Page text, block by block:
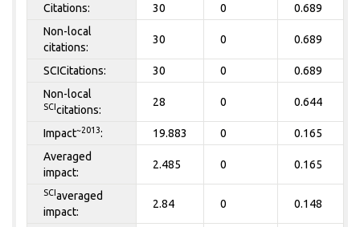
Citations: 30 0 0.689
Non-local
citations:
30 0 0.689
SCICitations: 30 0 0.689
Non-local
SCIcitations:
28 0 0.644
Impact~2013: 19.883 0 0.165
Averaged
impact:
2.485 0 0.165
SCIaveraged
impact:
2.84 0 0.148